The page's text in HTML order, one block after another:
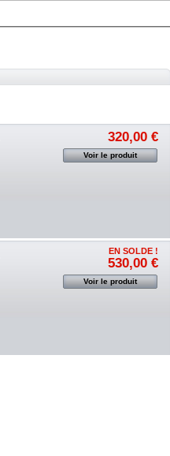
320,00 €
Voir le produit
EN SOLDE !
530,00 €
Voir le produit